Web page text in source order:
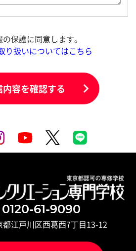
保護に同意します。
り扱いについてはこちら
内容を確認する
0120-61-9090
江戸川区西葛西7丁目13-12